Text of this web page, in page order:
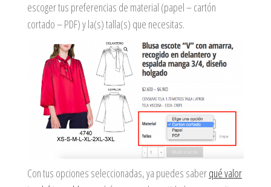
escoger tus preferencias de material (papel – cartón
cortado – PDF) y la(s) talla(s) que necesitas.
Con tus opciones seleccionadas, ya puedes saberqué valor